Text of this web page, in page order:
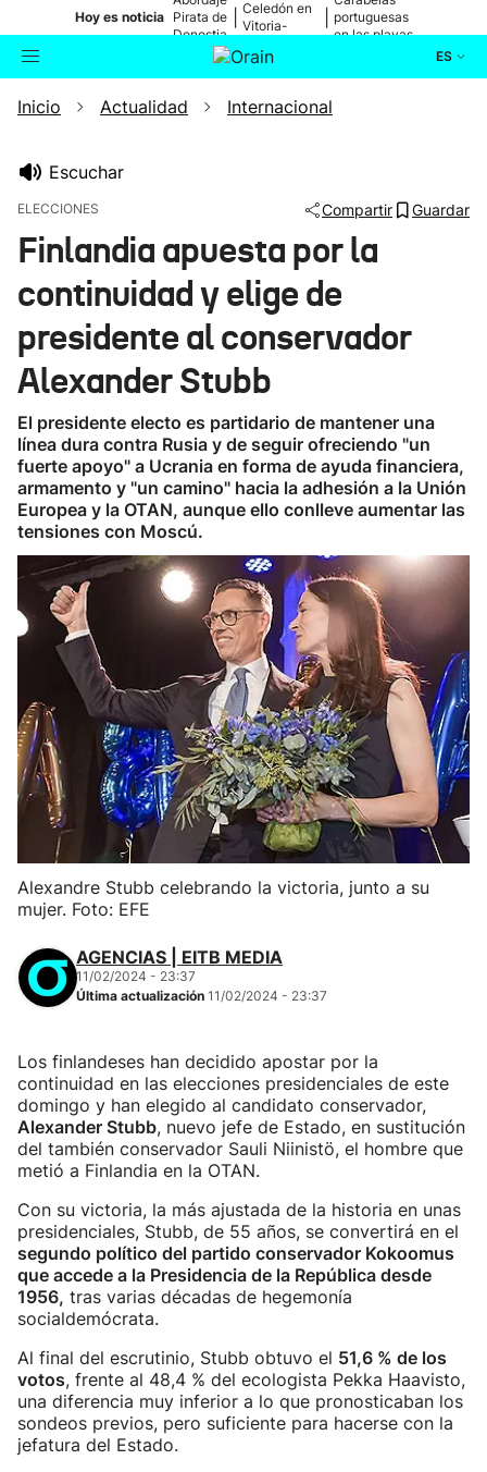
Hoy es noticia Pirata de
Donostia
Celedón en
Vitoria-
portuguesas
en las playas
ES
Buscador Actualidad
Ikusmiran
Eguraldia
Inicio Actualidad Internacional
Escuchar
ELECCIONES Compartir Guardar
Finlandia apuesta por la
continuidad y elige de
presidente al conservador
Alexander Stubb
El presidente electo es partidario de mantener una
línea dura contra Rusia y de seguir ofreciendo "un
fuerte apoyo" a Ucrania en forma de ayuda financiera,
armamento y "un camino" hacia la adhesión a la Unión
Europea y la OTAN, aunque ello conlleve aumentar las
tensiones con Moscú.
Alexandre Stubb celebrando la victoria, junto a su
mujer. Foto: EFE
AGENCIAS | EITB MEDIA
11/02/2024 - 23:37
Última actualización 11/02/2024 - 23:37
Los finlandeses han decidido apostar por la
continuidad en las elecciones presidenciales de este
domingo y han elegido al candidato conservador,
Alexander Stubb, nuevo jefe de Estado, en sustitución
del también conservador Sauli Niinistö, el hombre que
metió a Finlandia en la OTAN.
Con su victoria, la más ajustada de la historia en unas
presidenciales, Stubb, de 55 años, se convertirá en el
segundo político del partido conservador Kokoomus
que accede a la Presidencia de la República desde
1956, tras varias décadas de hegemonía
socialdemócrata.
Al final del escrutinio, Stubb obtuvo el 51,6 % de los
votos, frente al 48,4 % del ecologista Pekka Haavisto,
una diferencia muy inferior a lo que pronosticaban los
sondeos previos, pero suficiente para hacerse con la
jefatura del Estado.